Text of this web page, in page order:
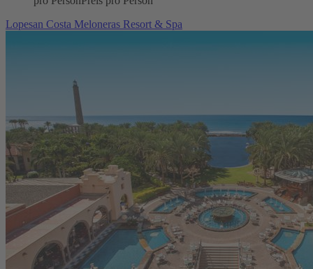
Lopesan Costa Meloneras Resort & Spa